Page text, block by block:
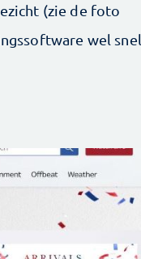
(zie de foto
wel snel